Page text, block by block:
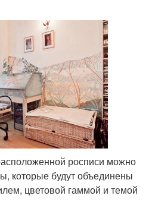
росписи можно
которые будут объединены
цветовой гаммой и темой